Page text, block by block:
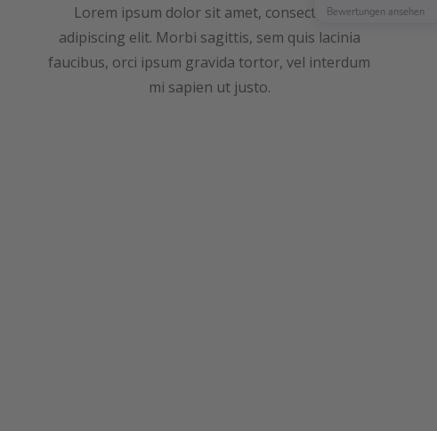
Lorem ipsum dolor sit amet, consectetur
adipiscing elit. Morbi sagittis, sem quis lacinia
faucibus, orci ipsum gravida tortor, vel interdum
mi sapien ut justo.
Bewertungen ansehen